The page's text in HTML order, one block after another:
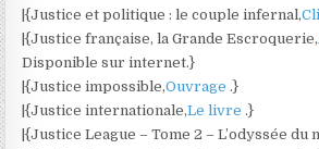
|{Justice et politique : le couple infernal,
|{Justice française, la Grande Escroquerie,
Disponible sur internet.}
|{Justice impossible,Ouvrage.}
|{Justice internationale,Le livre.}
|{Justice League – Tome 2 – L’odyssée du